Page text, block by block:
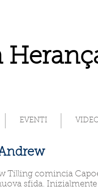
EVENTI
Tilling comincia
sfida.